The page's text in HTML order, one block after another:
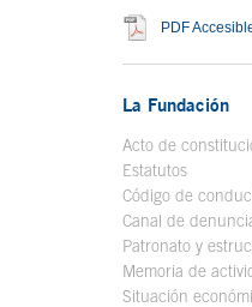
PDF
La Fundación
Acto de
Estatutos
Código de
Canal de
Patronato y
Memoria de
Situación